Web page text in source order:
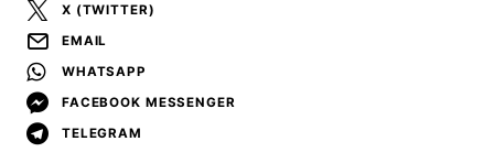
X (TWITTER)
EMAIL
WHATSAPP
FACEBOOK MESSENGER
TELEGRAM